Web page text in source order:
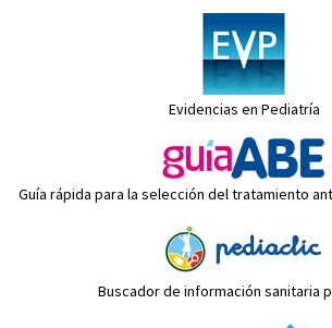
Evidencias en Pediatría
Guía rápida para la selección del tratamiento
Buscador de información sanitaria